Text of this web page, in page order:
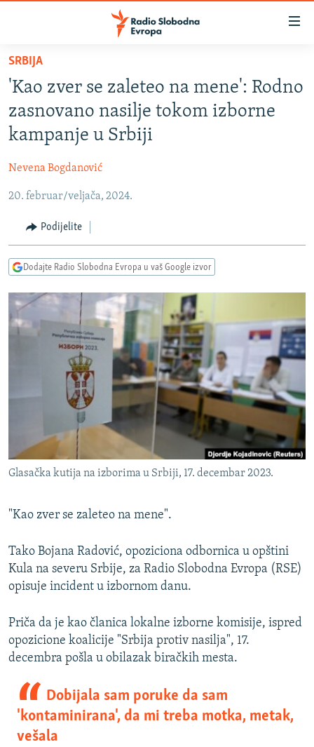
Pređite
glavni
sadržaj
Pređite
na
glavnu
Pređite
pretragu
BOSNA I HERCEGOVINA
CRNA GORA
VIZUELNO
VIDEO
INFOGRAFIKE
PODCASTI
KINA NA BALKANU
RSE PRIČE IZ SVIJETA
ISPRIČAJ MI
DNEVNO@RSE
SPECIJALI RSE
VIŠE OD NASLOVA
GENOCID U SREBRENICI
POPLAVE I KLIZIŠTA U BIH 2024.
TV LIBERTY
TRI DECENIJE OD RATA U BIH
SVE KARTE DEJTONA
Sve RFE/RL stranice
SRBIJA
'Kao zver se zaleteo na mene': Rodno
zasnovano nasilje tokom izborne
kampanje u Srbiji
Nevena Bogdanović
20. februar/veljača, 2024.
Podijelite
Dodajte Radio Slobodna Evropa u vaš Google izvor
Glasačka kutija na izborima u Srbiji, 17. decembar 2023.
"Kao zver se zaleteo na mene".
Tako Bojana Radović, opoziciona odbornica u opštini
Kula na severu Srbije, za Radio Slobodna Evropa (RSE)
opisuje incident u izbornom danu.
Priča da je kao članica lokalne izborne komisije, ispred
opozicione koalicije "Srbija protiv nasilja", 17.
decembra pošla u obilazak biračkih mesta.
Dobijala sam poruke da sam
'kontaminirana', da mi treba motka, metak,
vešala